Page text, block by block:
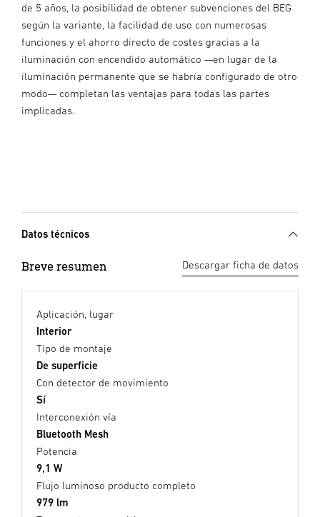
de 5 años, la posibilidad de obtener subvenciones del BEG
según la variante, la facilidad de uso con numerosas
funciones y el ahorro directo de costes gracias a la
iluminación con encendido automático —en lugar de la
iluminación permanente que se habría configurado de otro
modo— completan las ventajas para todas las partes
implicadas.
Datos técnicos
Breve resumen Descargar ficha de datos
Aplicación, lugar
Interior
Tipo de montaje
De superficie
Con detector de movimiento
Sí
Interconexión vía
Bluetooth Mesh
Potencia
9,1 W
Flujo luminoso producto completo
979 lm